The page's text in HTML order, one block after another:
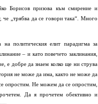
Борисов призова към смирение и
„трябва да се говори така“. Много
политическия елит парадигма за
– и като повечето заклинания,
е добре да знаем колко ще ни струва
не може да има, както не може да
опростим. Не можем да се опростим,
Да я прочетем обективно и